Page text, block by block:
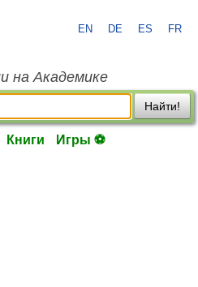
EN DE ES FR
на Академике
Найти!
Книги Игры ⚽